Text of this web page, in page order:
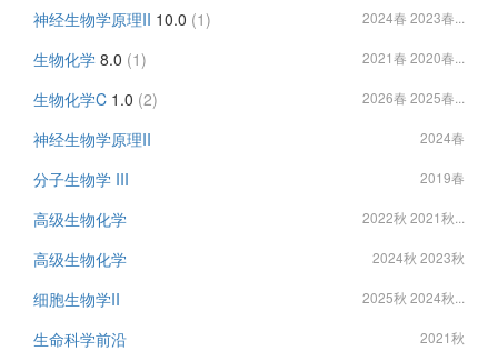
神经生物学原理II 10.0 (1) 2024春 2023春...
生物化学 8.0 (1) 2021春 2020春...
生物化学C 1.0 (2) 2026春 2025春...
神经生物学原理II 2024春
分子生物学 III 2019春
高级生物化学 2022秋 2021秋...
高级生物化学 2024秋 2023秋
细胞生物学II 2025秋 2024秋...
生命科学前沿 2021秋